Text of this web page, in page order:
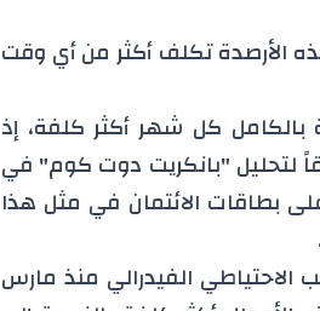
الأرصدة تكلف أكثر من أي وقت
بالكامل كل شهر أكثر كلفة، إذ
في المئة بقليل، وفقاً لتحليل "بانكريت دوت كوم" في
بطاقات الائتمان في مثل هذا
الاحتياطي الفيدرالي منذ مارس